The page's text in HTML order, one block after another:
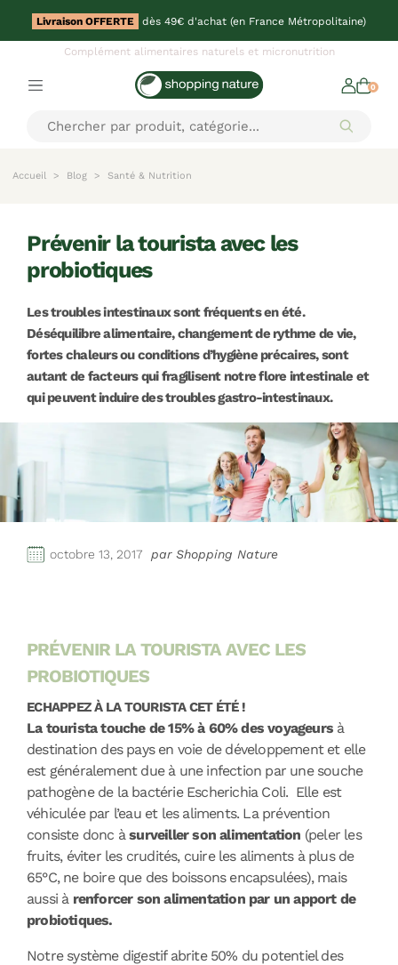
Livraison OFFERTE dès 49€ d'achat (en France Métropolitaine)
Complément alimentaires naturels et micronutrition
0
Accueil Blog Santé & Nutrition
prévenir la tourista avec les
probiotiques
Les troubles intestinaux sont fréquents en été.
Déséquilibre alimentaire, changement de rythme de vie,
fortes chaleurs ou conditions d’hygiène précaires, sont
autant de facteurs qui fragilisent notre flore intestinale et
qui peuvent induire des troubles gastro-intestinaux.
octobre 13, 2017 par Shopping Nature
PRÉVENIR LA TOURISTA AVEC LES
PROBIOTIQUES
ECHAPPEZ À LA TOURISTA CET ÉTÉ !
La tourista touche de 15% à 60% des voyageurs à
destination des pays en voie de développement et elle
est généralement due à une infection par une souche
pathogène de la bactérie Escherichia Coli. Elle est
véhiculée par l’eau et les aliments. La prévention
consiste donc àsurveiller son alimentation (peler les
fruits, éviter les crudités, cuire les aliments à plus de
65°C, ne boire que des boissons encapsulées), mais
aussi à renforcer son alimentation par un apport de
probiotiques.
Notre système digestif abrite 50% du potentiel des